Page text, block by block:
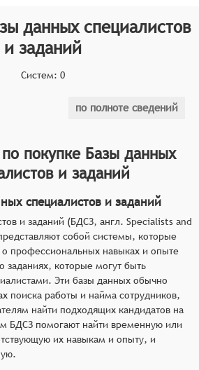
поиска работы и найма
помочь работодателям найти
на вакансии. А соискателям
временную или разовую
их навыкам и опыту, и
продуктов Соваре
функциональные
(баз данных) специалистов и
и поиск специалистов
самозанятых, профессионалов)
навыками и опытом работы.
заданий и проектов с
условий и оплаты.
и отзывов для оценки
специалистов и качества
оплаты выполненных
данных специалистов
и заданий
Систем: 0
по полноте сведений
покупке Базы данных
и заданий
специалистов и заданий
и заданий (БДСЗ, англ. Specialists and
собой системы, которые
профессиональных навыках и опыте
заданиях, которые могут быть
Эти базы данных обычно
поиска работы и найма сотрудников,
найти подходящих кандидатов на
БДСЗ помогают найти временную или
их навыкам и опыту, и